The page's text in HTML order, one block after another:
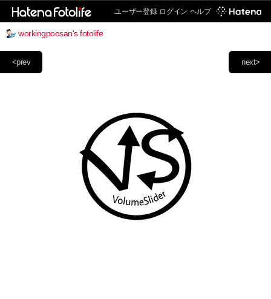
ユーザー登録 ログイン ヘルプ
workingpoosan's fotolife
next>
<prev